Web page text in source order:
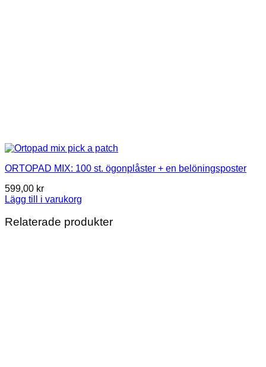
ORTOPAD MIX: 100 st. ögonplåster + en belöningsposter
599,00 kr
Lägg till i varukorg
Relaterade produkter